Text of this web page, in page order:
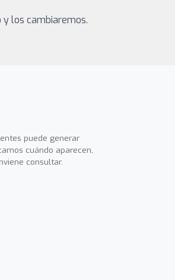
los cambiaremos.
puede generar
cuándo aparecen,
consultar.